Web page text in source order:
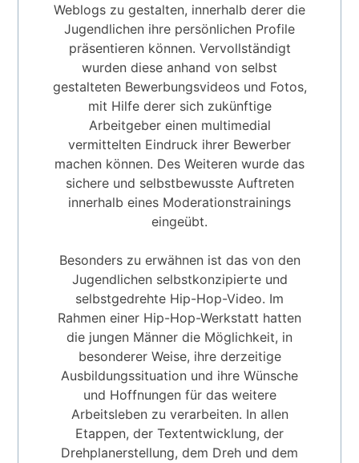
Weblogs zu gestalten, innerhalb derer die
Jugendlichen ihre persönlichen Profile
präsentieren können. Vervollständigt
wurden diese anhand von selbst
gestalteten Bewerbungsvideos und Fotos,
mit Hilfe derer sich zukünftige
Arbeitgeber einen multimedial
vermittelten Eindruck ihrer Bewerber
machen können. Des Weiteren wurde das
sichere und selbstbewusste Auftreten
innerhalb eines Moderationstrainings
eingeübt.
Besonders zu erwähnen ist das von den
Jugendlichen selbstkonzipierte und
selbstgedrehte Hip-Hop-Video. Im
Rahmen einer Hip-Hop-Werkstatt hatten
die jungen Männer die Möglichkeit, in
besonderer Weise, ihre derzeitige
Ausbildungssituation und ihre Wünsche
und Hoffnungen für das weitere
Arbeitsleben zu verarbeiten. In allen
Etappen, der Textentwicklung, der
Drehplanerstellung, dem Dreh und dem